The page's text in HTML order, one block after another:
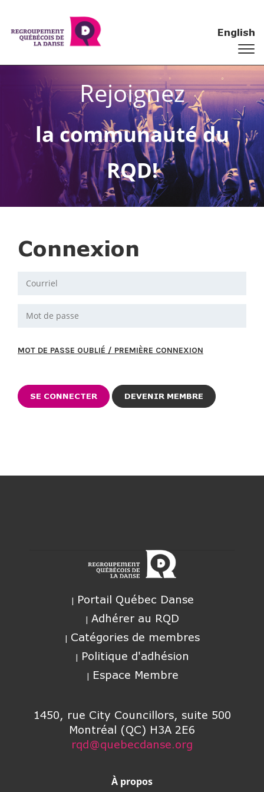
English
Rejoignez
la communauté du
RQD!
Connexion
MOT DE PASSE OUBLIÉ / PREMIÈRE CONNEXION
DEVENIR MEMBRE
Portail Québec Danse
Adhérer au RQD
Catégories de membres
Politique d'adhésion
Espace Membre
1450, rue City Councillors, suite 500
Montréal (QC) H3A 2E6
rqd@quebecdanse.org
À propos